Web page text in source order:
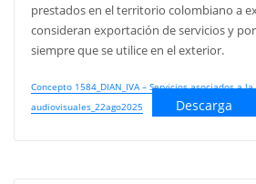
prestados en el territorio colombiano a
consideran exportación de servicios y
siempre que se utilice en el exterior.
Concepto 1584_DIAN_IVA – Servicios asociados a
audiovisuales_22ago2025
Descarga